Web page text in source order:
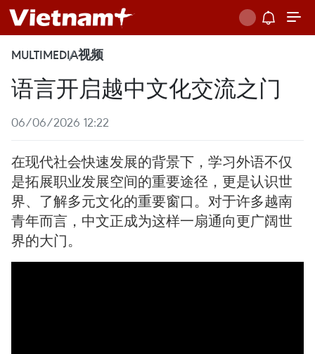
MULTIMEDIA视频
语言开启越中文化交流之门
06/06/2026 12:22
在现代社会快速发展的背景下，学习外语不仅
是拓展职业发展空间的重要途径，更是认识世
界、了解多元文化的重要窗口。对于许多越南
青年而言，中文正成为这样一扇通向更广阔世
界的大门。